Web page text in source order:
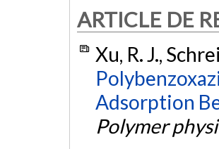
ARTICLE DE
Xu, R. J.,
Adsorption
Polymer